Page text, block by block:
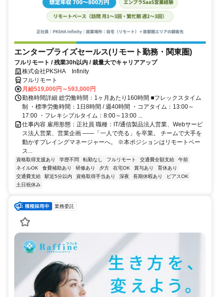
エンタープライズセールス(リモート勤務・関東圏)
フルリモート / 残業30h以内 / 裁量大でキャリアアップ
株式会社PKSHA Infinity
フルリモート
月給519,000円～593,000円
勤務時間詳細 総労働時間：1ヶ月あたり160時間 ■フレックスタイム
制 ・標準労働時間：1日8時間 / 週40時間 ・コアタイム：13:00～
17:00 ・フレキシブルタイム：8:00～13:00 ...
仕事内容 雇用形態：正社員 職種：IT/通信製品法人営業、Webサービ
ス法人営業、営業企画 ――「一人で売る」を卒業。 チームで大手を
動かすプレイングマネージャーへ。 ※本ポジションはリモートベー
ス...
資格取得支援あり 学歴不問 転勤なし フルリモート 交通費全額支給
午前
ネイルOK
食費補助あり 研修あり 夕方 在宅OK 賞与あり
育休あり
交通費支給
駅近5分以内 資格取得手当あり 深夜 長期休暇あり
ピアスOK
土日祝休み
業務委託